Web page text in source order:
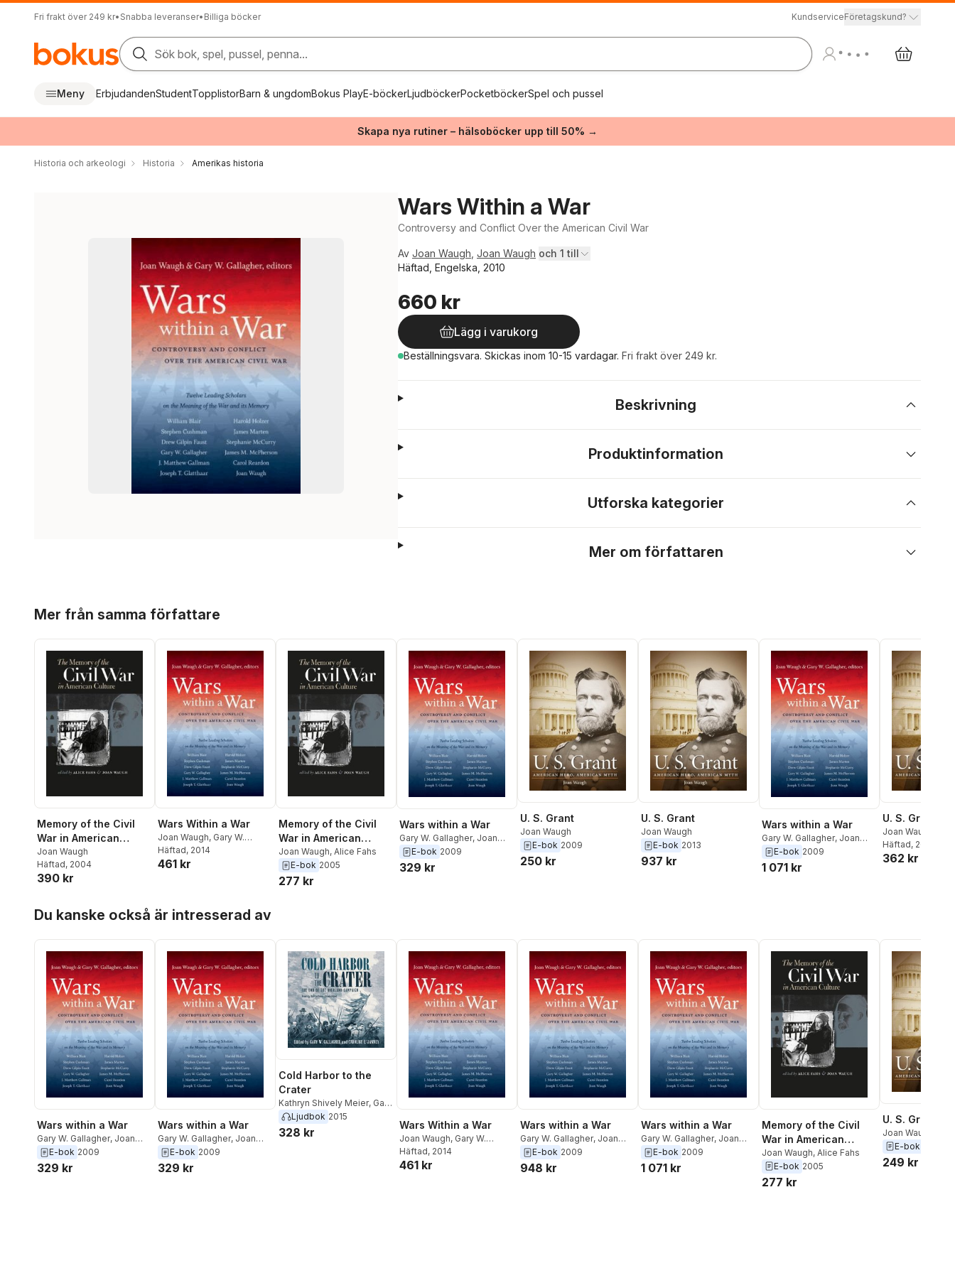
Fri frakt över 249 kr• Snabba leveranser• Billiga böcker KundserviceFöretagskund?
Sök bok, spel, pussel, penna...
Meny ErbjudandenStudentTopplistorBarn & ungdomBokus PlayE-böckerLjudböckerPocketböckerSpel och pussel
Skapa nya rutiner – hälsoböcker upp till 50% →
Historia och arkeologi Historia Amerikas historia
Wars Within a War
Controversy and Conflict Over the American Civil War
Av Joan Waugh Joan Waugh och 1 till
Häftad, Engelska, 2010
660 kr
Lägg i varukorg
Beställningsvara. Skickas inom 10-15 vardagar. Fri frakt över 249 kr.
Beskrivning
Produktinformation
Utforska kategorier
Mer om författaren
Mer från samma författare
Memory of the Civil
War in American
Culture
Joan Waugh
Häftad, 2004
390 kr
Wars Within a War
Joan Waugh, Gary W.
Gallagher
Häftad, 2014
461 kr
Memory of the Civil
War in American
Culture
Joan Waugh, Alice Fahs
E-bok 2005
277 kr
Wars within a War
Gary W. Gallagher, Joan
Waugh
E-bok 2009
329 kr
U. S. Grant
Joan Waugh
E-bok 2009
250 kr
U. S. Grant
Joan Waugh
E-bok 2013
937 kr
Wars within a War
Gary W. Gallagher, Joan
Waugh
E-bok 2009
1 071 kr
U. S. Grant
Joan Waugh
Häftad, 2013
362 kr
Du kanske också är intresserad av
Wars within a War
Gary W. Gallagher, Joan
Waugh
E-bok 2009
329 kr
Wars within a War
Gary W. Gallagher, Joan
Waugh
E-bok 2009
329 kr
Cold Harbor to the
Crater
Kathryn Shively Meier, Gary
W. Gallagher,Joan Waugh
Robert E. L. Krick
Ljudbok 2015
328 kr
Wars Within a War
Joan Waugh, Gary W.
Gallagher
Häftad, 2014
461 kr
Wars within a War
Gary W. Gallagher, Joan
Waugh
E-bok 2009
948 kr
Wars within a War
Gary W. Gallagher, Joan
Waugh
E-bok 2009
1 071 kr
Memory of the Civil
War in American
Culture
Joan Waugh, Alice Fahs
E-bok 2005
277 kr
U. S. Grant
Joan Waugh
E-bok
249 kr